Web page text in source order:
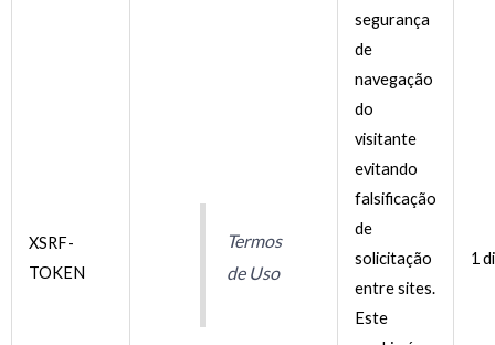
XSRF-
TOKEN
Termos
de Uso
segurança
de
navegação
do
visitante
evitando
falsificação
de
solicitação
entre sites.
Este
1